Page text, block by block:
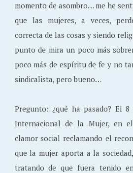
momento de asombro… me he
que las mujeres, a veces,
correcta de las cosas y siendo
punto de mira un poco más
poco más de espíritu de fe y no
sindicalista, pero bueno…
Pregunto: ¿qué ha pasado? El
Internacional de la Mujer, en
clamor social reclamando el
que la mujer aporta a la
tratando de que fuera tenido